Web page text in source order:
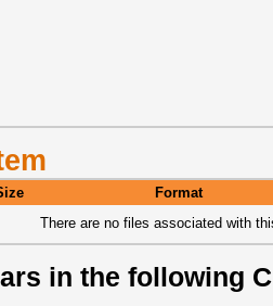
Format
There are no files associated with
in the following